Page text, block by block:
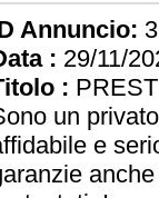
Annuncio:
: 29/11/
:
un
e